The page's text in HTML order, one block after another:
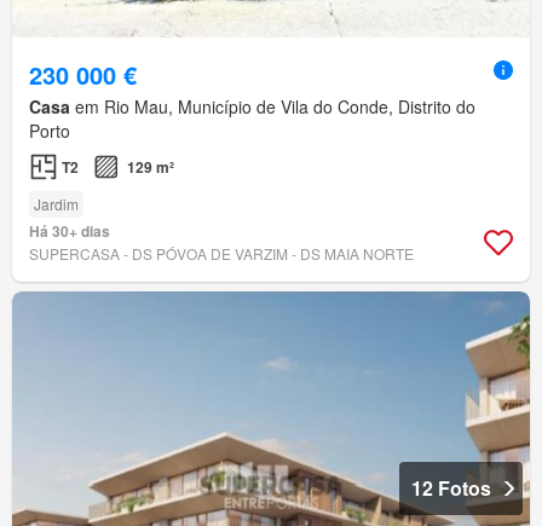
230 000 €
Casa em Rio Mau, Município de Vila do Conde, Distrito do
Porto
T2 129 m²
Jardim
Há 30+ dias
SUPERCASA - DS PÓVOA DE VARZIM - DS MAIA NORTE
12 Fotos